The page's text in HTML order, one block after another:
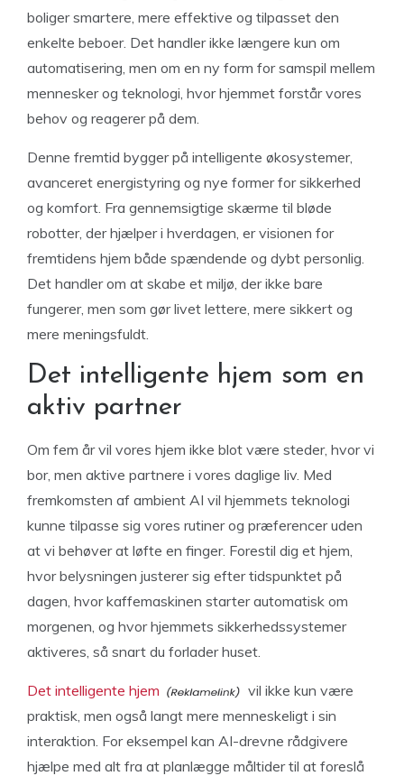
boliger smartere, mere effektive og tilpasset den
enkelte beboer. Det handler ikke længere kun om
automatisering, men om en ny form for samspil mellem
mennesker og teknologi, hvor hjemmet forstår vores
behov og reagerer på dem.
Denne fremtid bygger på intelligente økosystemer,
avanceret energistyring og nye former for sikkerhed
og komfort. Fra gennemsigtige skærme til bløde
robotter, der hjælper i hverdagen, er visionen for
fremtidens hjem både spændende og dybt personlig.
Det handler om at skabe et miljø, der ikke bare
fungerer, men som gør livet lettere, mere sikkert og
mere meningsfuldt.
Det intelligente hjem som en
aktiv partner
Om fem år vil vores hjem ikke blot være steder, hvor vi
bor, men aktive partnere i vores daglige liv. Med
fremkomsten af ambient AI vil hjemmets teknologi
kunne tilpasse sig vores rutiner og præferencer uden
at vi behøver at løfte en finger. Forestil dig et hjem,
hvor belysningen justerer sig efter tidspunktet på
dagen, hvor kaffemaskinen starter automatisk om
morgenen, og hvor hjemmets sikkerhedssystemer
aktiveres, så snart du forlader huset.
Det intelligente hjem
vil ikke kun være
praktisk, men også langt mere menneskeligt i sin
interaktion. For eksempel kan AI-drevne rådgivere
hjælpe med alt fra at planlægge måltider til at foreslå